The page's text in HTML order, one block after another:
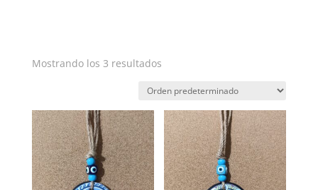
Mostrando los 3 resultados